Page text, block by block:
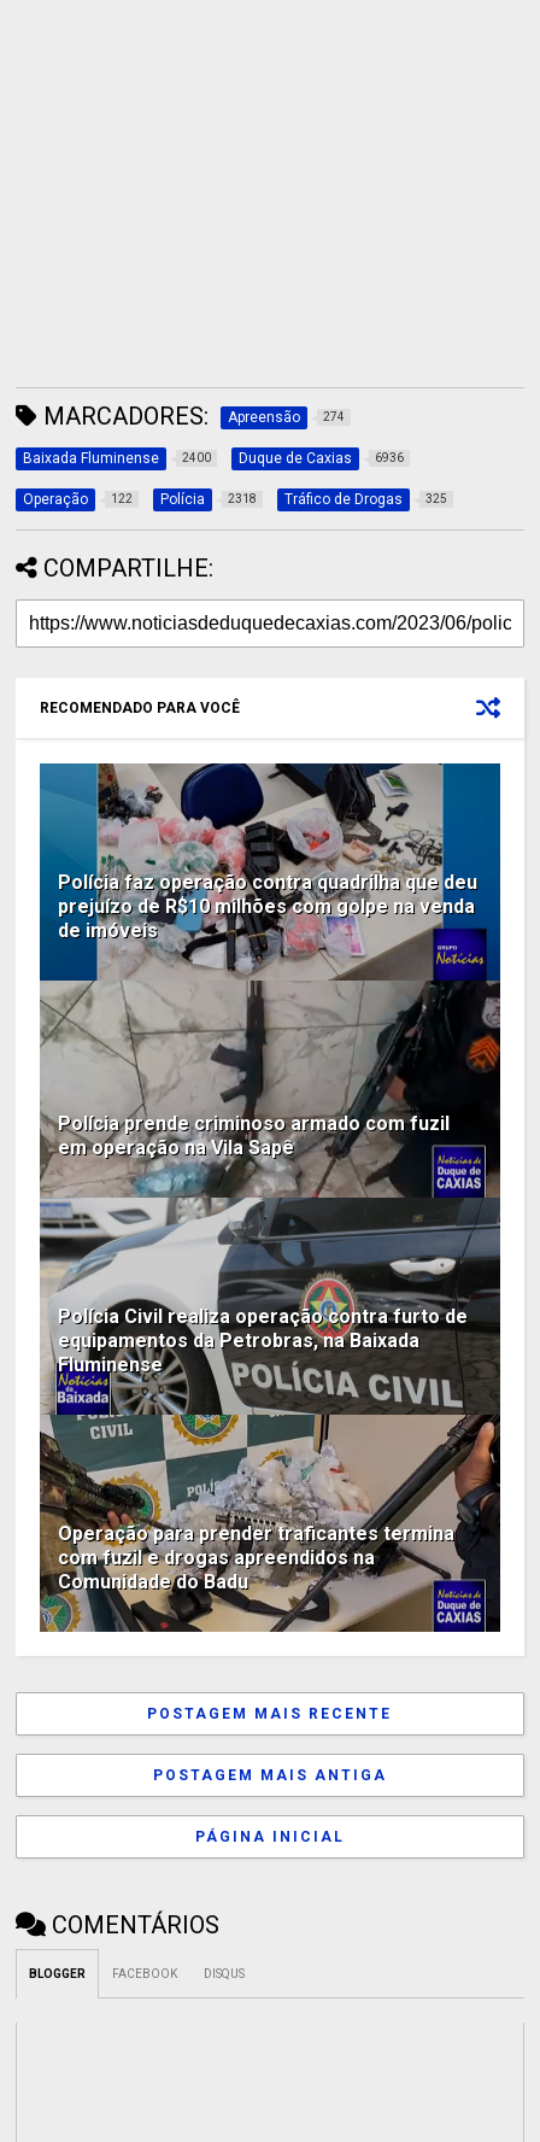
MARCADORES: Apreensão 274
Baixada Fluminense 2400 Duque de Caxias 6936
Operação 122 Polícia 2318 Tráfico de Drogas 325
COMPARTILHE:
RECOMENDADO PARA VOCÊ
Polícia faz operação contra quadrilha que deu
prejuízo de R$10 milhões com golpe na venda
de imóveis
Polícia prende criminoso armado com fuzil
em operação na Vila Sapê
Polícia Civil realiza operação contra furto de
equipamentos da Petrobras, na Baixada
Fluminense
Operação para prender traficantes termina
com fuzil e drogas apreendidos na
Comunidade do Badu
POSTAGEM MAIS RECENTE
POSTAGEM MAIS ANTIGA
PÁGINA INICIAL
COMENTÁRIOS
BLOGGER FACEBOOK DISQUS